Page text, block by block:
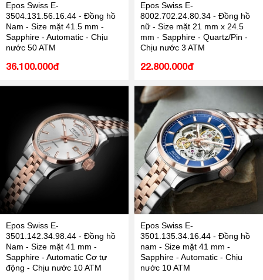
Epos Swiss E-
3504.131.56.16.44 - Đồng hồ
Nam - Size mặt 41.5 mm -
Sapphire - Automatic - Chịu
nước 50 ATM
36.100.000đ
Epos Swiss E-
8002.702.24.80.34 - Đồng hồ
nữ - Size mặt 21 mm x 24.5
mm - Sapphire - Quartz/Pin -
Chịu nước 3 ATM
22.800.000đ
Epos Swiss E-
3501.142.34.98.44 - Đồng hồ
Nam - Size mặt 41 mm -
Sapphire - Automatic Cơ tự
động - Chịu nước 10 ATM
Epos Swiss E-
3501.135.34.16.44 - Đồng hồ
nam - Size mặt 41 mm -
Sapphire - Automatic - Chịu
nước 10 ATM